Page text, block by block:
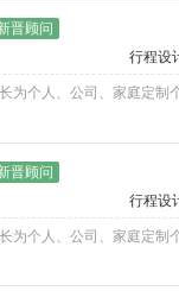
晋顾问
行程设
为个人、公司、家庭定制
晋顾问
行程设
为个人、公司、家庭定制